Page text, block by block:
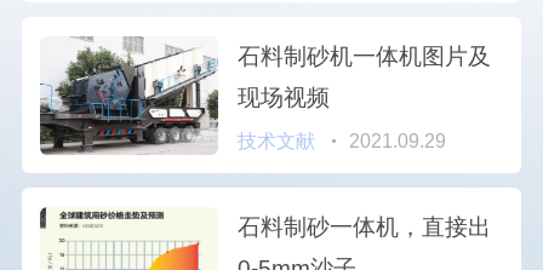
石料制砂机一体机图片及
现场视频
技术文献 2021.09.29
石料制砂一体机，直接出